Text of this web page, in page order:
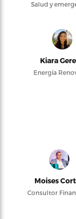
Salud y
Kiara
Energía
Moises
Consultor